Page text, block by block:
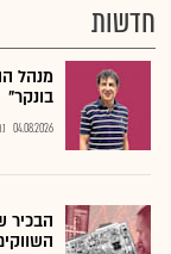
חדשות
מנהל
בונקר"
04.08.2026
הבכיר